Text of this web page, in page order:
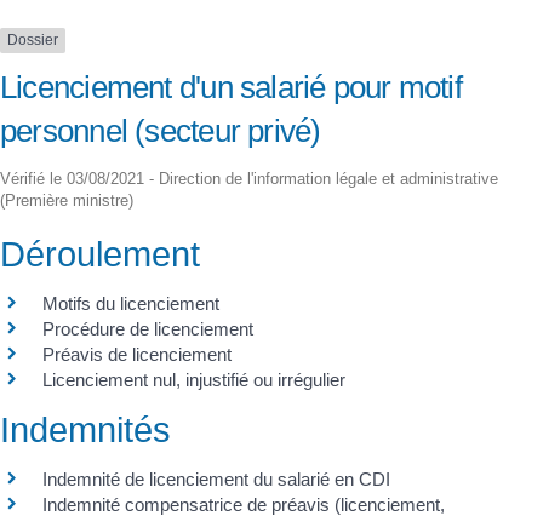
Dossier
Licenciement d'un salarié pour motif
personnel (secteur privé)
Vérifié le 03/08/2021 - Direction de l'information légale et administrative
(Première ministre)
Déroulement
Motifs du licenciement
Procédure de licenciement
Préavis de licenciement
Licenciement nul, injustifié ou irrégulier
Indemnités
Indemnité de licenciement du salarié en CDI
Indemnité compensatrice de préavis (licenciement,